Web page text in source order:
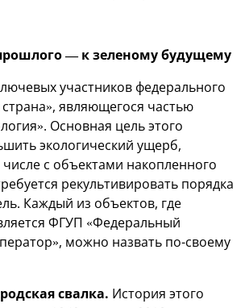
— к зеленому будущему
участников федерального
являющегося частью
Основная цель этого
экологический ущерб,
с объектами накопленного
рекультивировать порядка
Каждый из объектов, где
ФГУП «Федеральный
можно назвать по-своему
свалка. История этого